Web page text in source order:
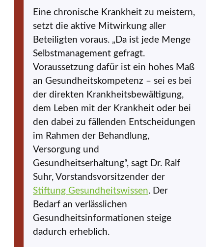
Eine chronische Krankheit zu meistern,
setzt die aktive Mitwirkung aller
Beteiligten voraus. „Da ist jede Menge
Selbstmanagement gefragt.
Voraussetzung dafür ist ein hohes Maß
an Gesundheitskompetenz – sei es bei
der direkten Krankheitsbewältigung,
dem Leben mit der Krankheit oder bei
den dabei zu fällenden Entscheidungen
im Rahmen der Behandlung,
Versorgung und
Gesundheitserhaltung“, sagt Dr. Ralf
Suhr, Vorstandsvorsitzender der
Stiftung Gesundheitswissen. Der
Bedarf an verlässlichen
Gesundheitsinformationen steige
dadurch erheblich.